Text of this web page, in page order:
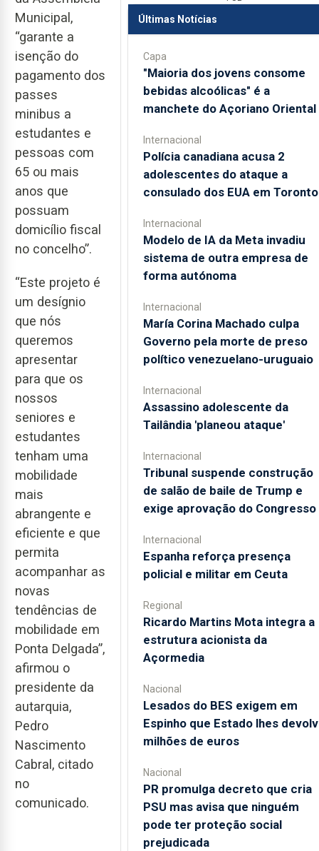
Municipal,
“garante a
isenção do
pagamento dos
passes
minibus a
estudantes e
pessoas com
65 ou mais
anos que
possuam
domicílio fiscal
no concelho”.
“Este projeto é
um desígnio
que nós
queremos
apresentar
para que os
nossos
seniores e
estudantes
tenham uma
mobilidade
mais
abrangente e
eficiente e que
permita
acompanhar as
novas
tendências de
mobilidade em
Ponta Delgada”,
afirmou o
presidente da
autarquia,
Pedro
Nascimento
Cabral, citado
no
comunicado.
Últimas Notícias
Capa
"Maioria dos jovens consome
bebidas alcoólicas" é a
manchete do Açoriano Oriental
Internacional
Polícia canadiana acusa 2
adolescentes do ataque a
consulado dos EUA em Toronto
Internacional
Modelo de IA da Meta invadiu
sistema de outra empresa de
forma autónoma
Internacional
María Corina Machado culpa
Governo pela morte de preso
político venezuelano-uruguaio
Internacional
Assassino adolescente da
Tailândia 'planeou ataque'
Internacional
Tribunal suspende construção
de salão de baile de Trump e
exige aprovação do Congresso
Internacional
Espanha reforça presença
policial e militar em Ceuta
Regional
Ricardo Martins Mota integra a
estrutura acionista da
Açormedia
Nacional
Lesados do BES exigem em
Espinho que Estado lhes
milhões de euros
Nacional
PR promulga decreto que cria
PSU mas avisa que ninguém
pode ter proteção social
prejudicada